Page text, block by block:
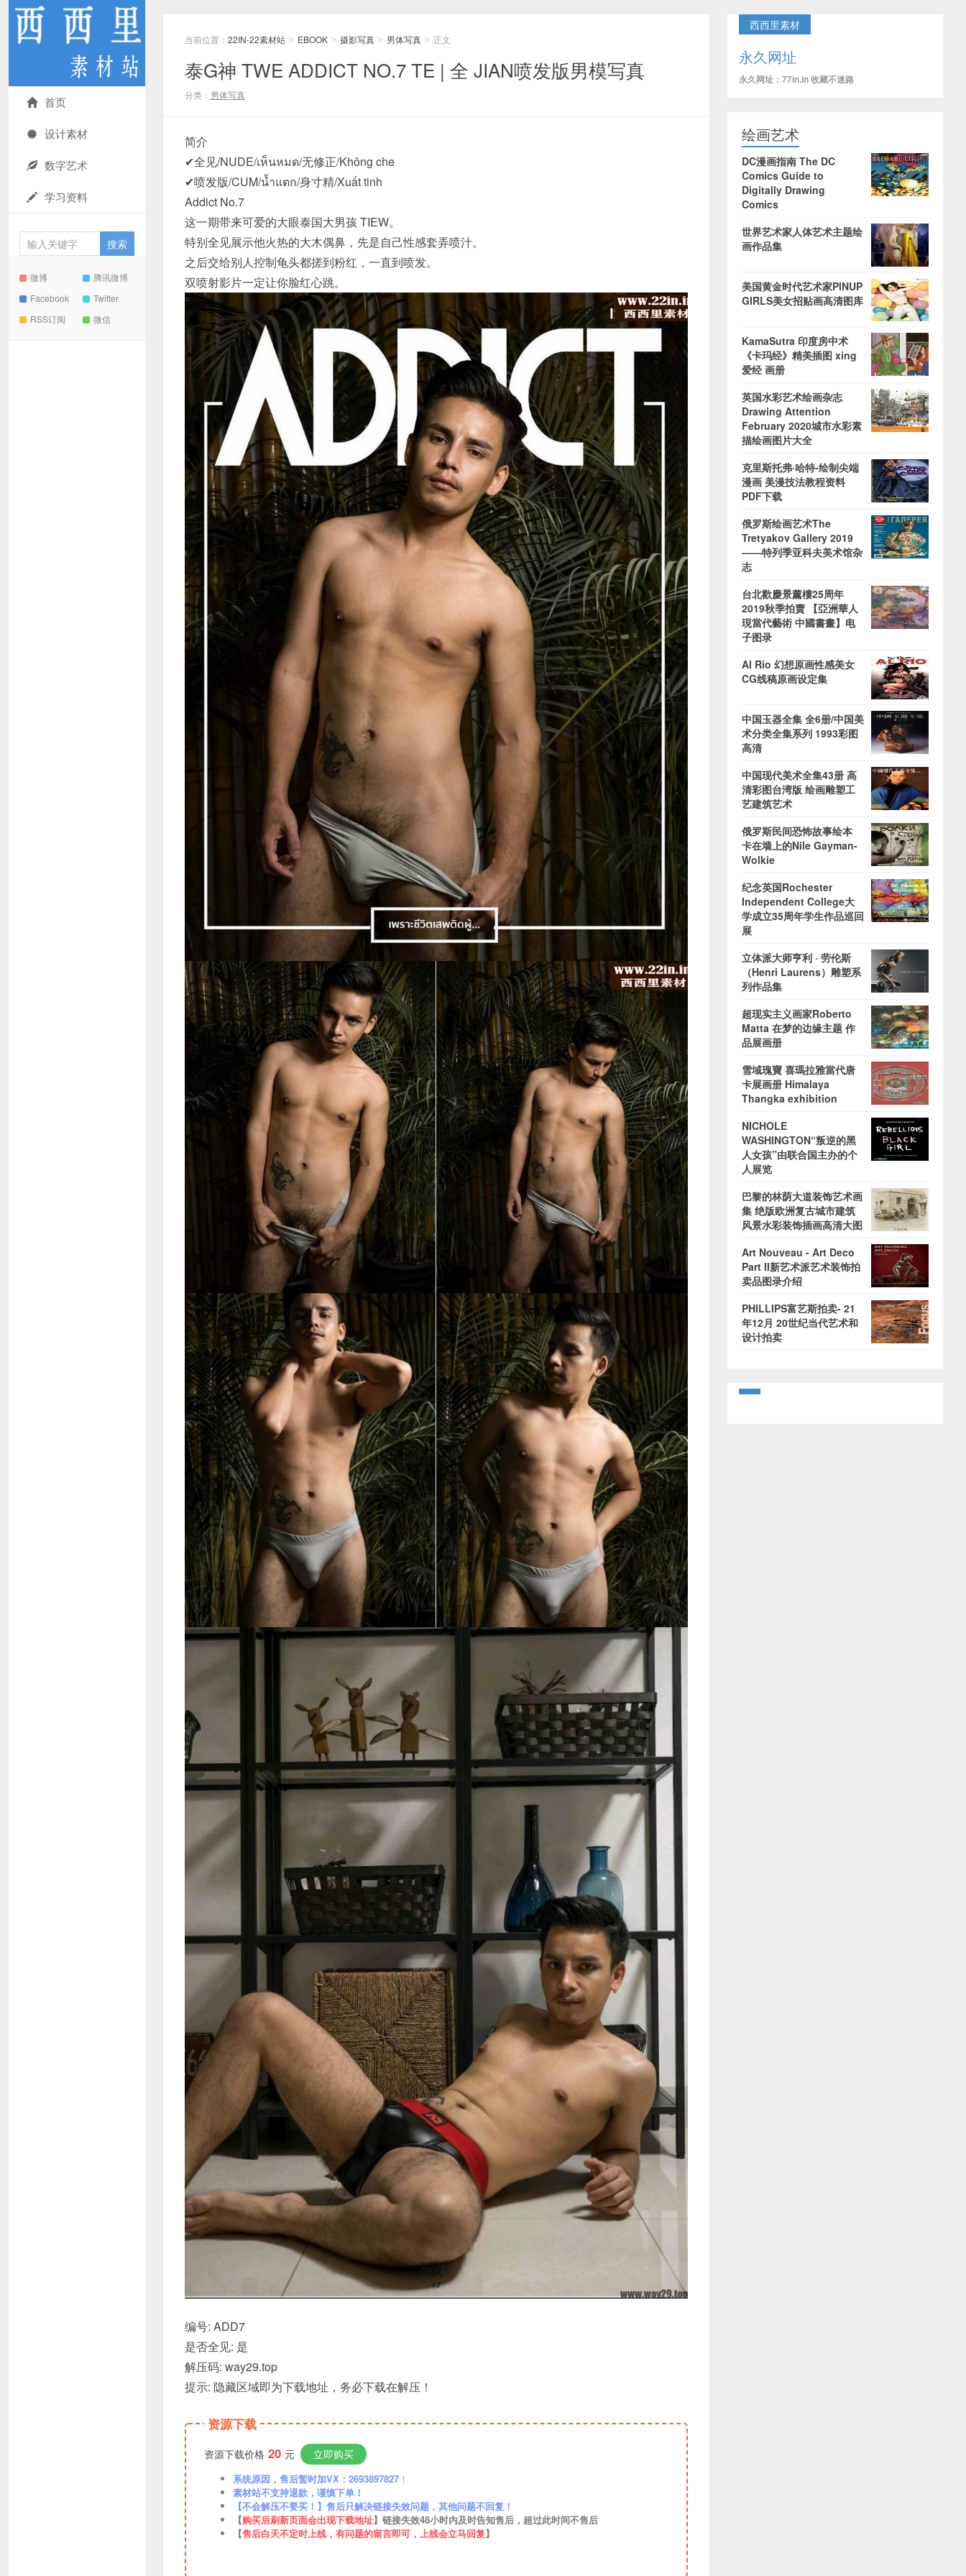
首页
设计素材
数字艺术
学习资料
微博
腾讯微博
Facebook
Twitter
RSS订阅
微信
当前位置： 22IN-22素材站 > EBOOK > 摄影写真 > 男体写真 > 正文
泰G神 TWE ADDICT NO.7 TE | 全 JIAN喷发版男模写真
分类： 男体写真
简介
✔全见/NUDE/เห็นหมด/无修正/Không che
✔喷发版/CUM/น้ำแตก/身寸精/Xuất tinh
Addict No.7
这一期带来可爱的大眼泰国大男孩 TIEW。
特别全见展示他火热的大木偶鼻，先是自己性感套弄喷汁。
之后交给别人控制龟头都搓到粉红，一直到喷发。
双喷射影片一定让你脸红心跳。
编号: ADD7
是否全见: 是
解压码: way29.top
提示: 隐藏区域即为下载地址，务必下载在解压！
资源下载
资源下载价格 20 元 立即购买
系统原因，售后暂时加VX：2693897827 ！
素材站不支持退款，谨慎下单！
【不会解压不要买！】售后只解决链接失效问题，其他问题不回复！
【购买后刷新页面会出现下载地址】链接失效48小时内及时告知售后，超过此时间不售后
【售后白天不定时上线，有问题的留言即可，上线会立马回复】
西西里素材
永久网址
永久网址：77in.in 收藏不迷路
绘画艺术
DC漫画指南 The DC
Comics Guide to
Digitally Drawing
Comics
世界艺术家人体艺术主题绘
画作品集
美国黄金时代艺术家PINUP
GIRLS美女招贴画高清图库
KamaSutra 印度房中术
《卡玛经》精美插图 xing
爱经 画册
英国水彩艺术绘画杂志
Drawing Attention
February 2020城市水彩素
描绘画图片大全
克里斯托弗·哈特-绘制尖端
漫画 美漫技法教程资料
PDF下载
俄罗斯绘画艺术The
Tretyakov Gallery 2019
——特列季亚科夫美术馆杂
志
台北歡慶景薰樓25周年
2019秋季拍賣 【亞洲華人
現當代藝術 中國書畫】电
子图录
Al Rio 幻想原画性感美女
CG线稿原画设定集
中国玉器全集 全6册/中国美
术分类全集系列 1993彩图
高清
中国现代美术全集43册 高
清彩图台湾版 绘画雕塑工
艺建筑艺术
俄罗斯民间恐怖故事绘本
卡在墙上的Nile Gayman-
Wolkie
纪念英国Rochester
Independent College大
学成立35周年学生作品巡回
展
立体派大师亨利 · 劳伦斯
（Henri Laurens）雕塑系
列作品集
超现实主义画家Roberto
Matta 在梦的边缘主题 作
品展画册
雪域瑰寶 喜瑪拉雅當代唐
卡展画册 Himalaya
Thangka exhibition
NICHOLE
WASHINGTON“叛逆的黑
人女孩”由联合国主办的个
人展览
巴黎的林荫大道装饰艺术画
集 绝版欧洲复古城市建筑
风景水彩装饰插画高清大图
Art Nouveau - Art Deco
Part II新艺术派艺术装饰拍
卖品图录介绍
PHILLIPS富艺斯拍卖- 21
年12月 20世纪当代艺术和
设计拍卖